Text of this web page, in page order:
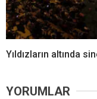
Yıldızların altında
YORUMLAR